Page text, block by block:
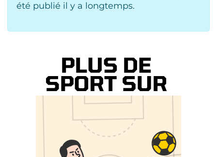
été publié il y a longtemps.